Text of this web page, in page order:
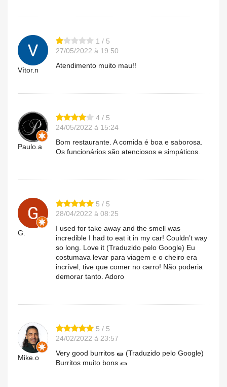
Vítor.n
1 / 5
27/05/2022 à 19:50
Atendimento muito mau!!
Paulo.a
4 / 5
24/05/2022 à 15:24
Bom restaurante. A comida é boa e saborosa.
Os funcionários são atenciosos e simpáticos.
G.
5 / 5
28/04/2022 à 08:25
I used for take away and the smell was
incredible I had to eat it in my car! Couldn’t way
so long. Love it (Traduzido pelo Google) Eu
costumava levar para viagem e o cheiro era
incrível, tive que comer no carro! Não poderia
demorar tanto. Adoro
Mike.o
5 / 5
24/02/2022 à 23:57
Very good burritos 🌯 (Traduzido pelo Google)
Burritos muito bons 🌯